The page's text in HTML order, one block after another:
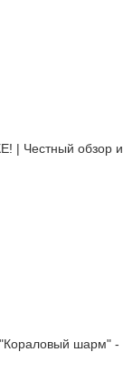
обзор и
шарм" -